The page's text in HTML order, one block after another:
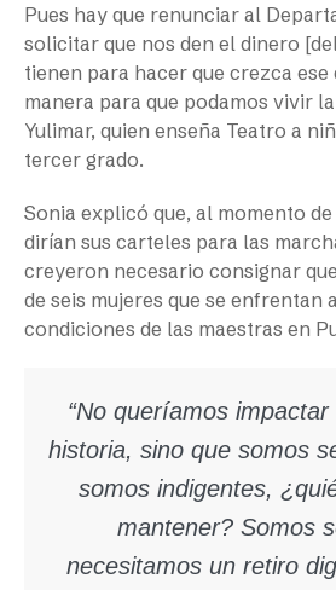
Pues hay que renunciar al
solicitar que nos den el dinero
tienen para hacer que crezca ese
manera para que podamos vivir
Yulimar, quien enseña Teatro a
tercer grado.
Sonia explicó que, al momento
dirían sus carteles para las
creyeron necesario consignar
de seis mujeres que se enfrentan
condiciones de las maestras en
“No queríamos
historia, sino que somos
somos indigentes,
mantener? Somos
necesitamos un retiro